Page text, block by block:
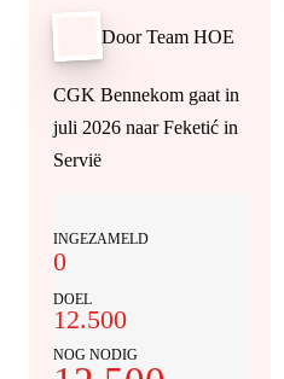
Door Team HOE
CGK Bennekom gaat in
juli 2026 naar Feketić in
Servië
INGEZAMELD
0
DOEL
12.500
NOG NODIG